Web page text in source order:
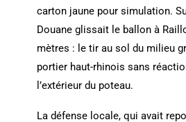
carton jaune pour simulation.
Douane glissait le ballon à
mètres : le tir au sol du milieu
portier haut-rhinois sans
l’extérieur du poteau.
La défense locale, qui avait